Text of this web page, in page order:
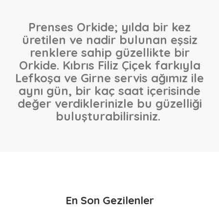
Prenses Orkide; yılda bir kez
üretilen ve nadir bulunan eşsiz
renklere sahip güzellikte bir
Orkide. Kıbrıs Filiz Çiçek farkıyla
Lefkoşa ve Girne servis ağımız ile
aynı gün, bir kaç saat içerisinde
değer verdiklerinizle bu güzelliği
buluşturabilirsiniz.
En Son Gezilenler